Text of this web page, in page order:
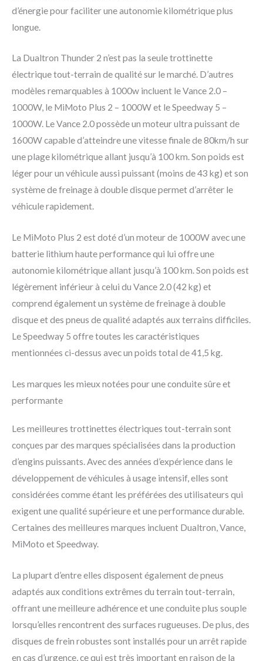
d’énergie pour faciliter une autonomie kilométrique plus
longue.
La Dualtron Thunder 2 n’est pas la seule trottinette
électrique tout-terrain de qualité sur le marché. D’autres
modèles remarquables à 1000w incluent le Vance 2.0 –
1000W, le MiMoto Plus 2 – 1000W et le Speedway 5 –
1000W. Le Vance 2.0 possède un moteur ultra puissant de
1600W capable d’atteindre une vitesse finale de 80km/h sur
une plage kilométrique allant jusqu’à 100 km. Son poids est
léger pour un véhicule aussi puissant (moins de 43 kg) et son
système de freinage à double disque permet d’arrêter le
véhicule rapidement.
Le MiMoto Plus 2 est doté d’un moteur de 1000W avec une
batterie lithium haute performance qui lui offre une
autonomie kilométrique allant jusqu’à 100 km. Son poids est
légèrement inférieur à celui du Vance 2.0 (42 kg) et
comprend également un système de freinage à double
disque et des pneus de qualité adaptés aux terrains difficiles.
Le Speedway 5 offre toutes les caractéristiques
mentionnées ci-dessus avec un poids total de 41,5 kg.
Les marques les mieux notées pour une conduite sûre et
performante
Les meilleures trottinettes électriques tout-terrain sont
conçues par des marques spécialisées dans la production
d’engins puissants. Avec des années d’expérience dans le
développement de véhicules à usage intensif, elles sont
considérées comme étant les préférées des utilisateurs qui
exigent une qualité supérieure et une performance durable.
Certaines des meilleures marques incluent Dualtron, Vance,
MiMoto et Speedway.
La plupart d’entre elles disposent également de pneus
adaptés aux conditions extrêmes du terrain tout-terrain,
offrant une meilleure adhérence et une conduite plus souple
lorsqu’elles rencontrent des surfaces rugueuses. De plus, des
disques de frein robustes sont installés pour un arrêt rapide
en cas d’urgence, ce qui est très important en raison de la